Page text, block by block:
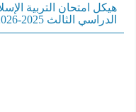
هيكل امتحان التربية
الدراسي الثالث 2025-2026